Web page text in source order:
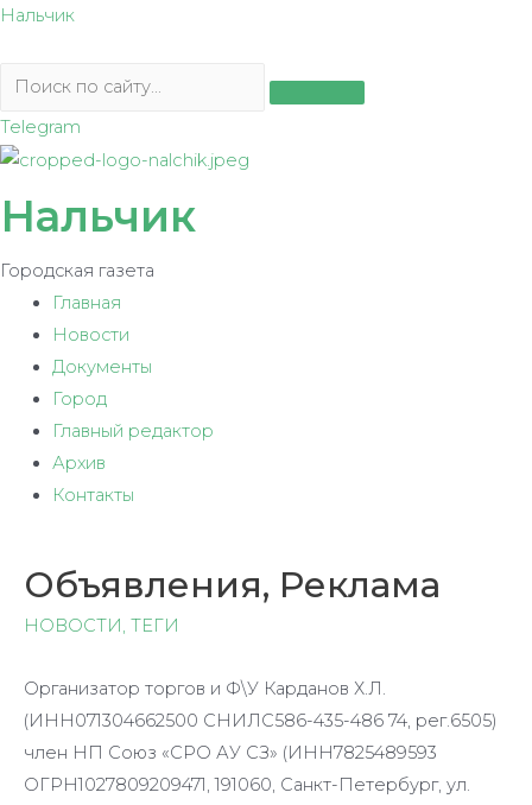
Перейти
содержимому
Нальчик
Telegram
Нальчик
Городская газета
Главная
Новости
Документы
Город
Главный редактор
Архив
Контакты
Объявления, Реклама
НОВОСТИ, ТЕГИ
Организатор торгов и Ф\У Карданов Х.Л.
(ИНН071304662500 СНИЛС586-435-486 74, рег.6505)
член НП Союз «СРО АУ СЗ» (ИНН7825489593
ОГРН1027809209471, 191060, Санкт-Петербург, ул.